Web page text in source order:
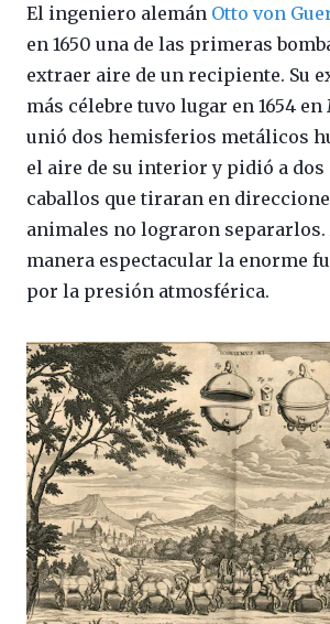
El ingeniero alemán Otto von
en 1650 una de las primeras
extraer aire de un recipiente. Su
más célebre tuvo lugar en 1654 en
unió dos hemisferios metálicos
el aire de su interior y pidió a dos
caballos que tiraran en
animales no lograron separarlos.
manera espectacular la enorme
por la presión atmosférica.